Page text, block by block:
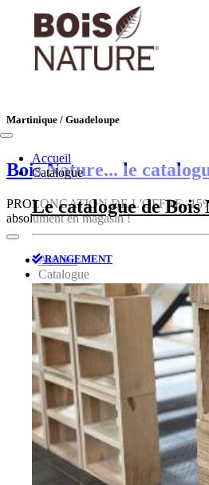
Martinique / Guadeloupe
Bois Nature... le
PROLONGATION DE L'OFFRE -
absolument en magasin !
Accueil
Catalogue
Le catalogue de Bois
RANGEMENT
Accueil
Catalogue
Le catalogue de
RANGEMENT